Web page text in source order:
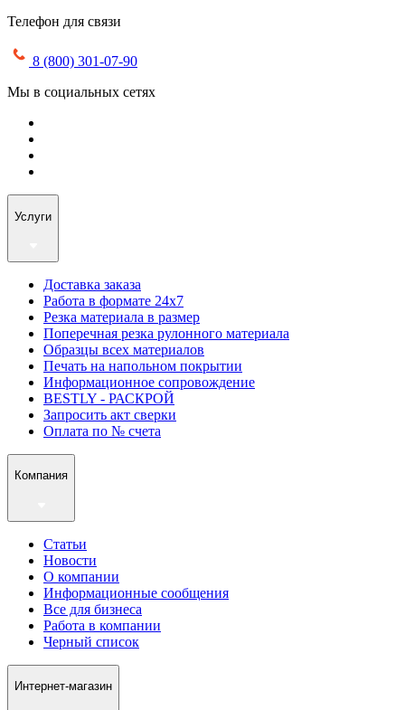
Телефон для связи
8 (800) 301-07-90
Мы в социальных сетях
Услуги
Доставка заказа
Работа в формате 24х7
Резка материала в размер
Поперечная резка рулонного материала
Образцы всех материалов
Печать на напольном покрытии
Информационное сопровождение
BESTLY - РАСКРОЙ
Запросить акт сверки
Оплата по № счета
Компания
Статьи
Новости
О компании
Информационные сообщения
Все для бизнеса
Работа в компании
Черный список
Интернет-магазин